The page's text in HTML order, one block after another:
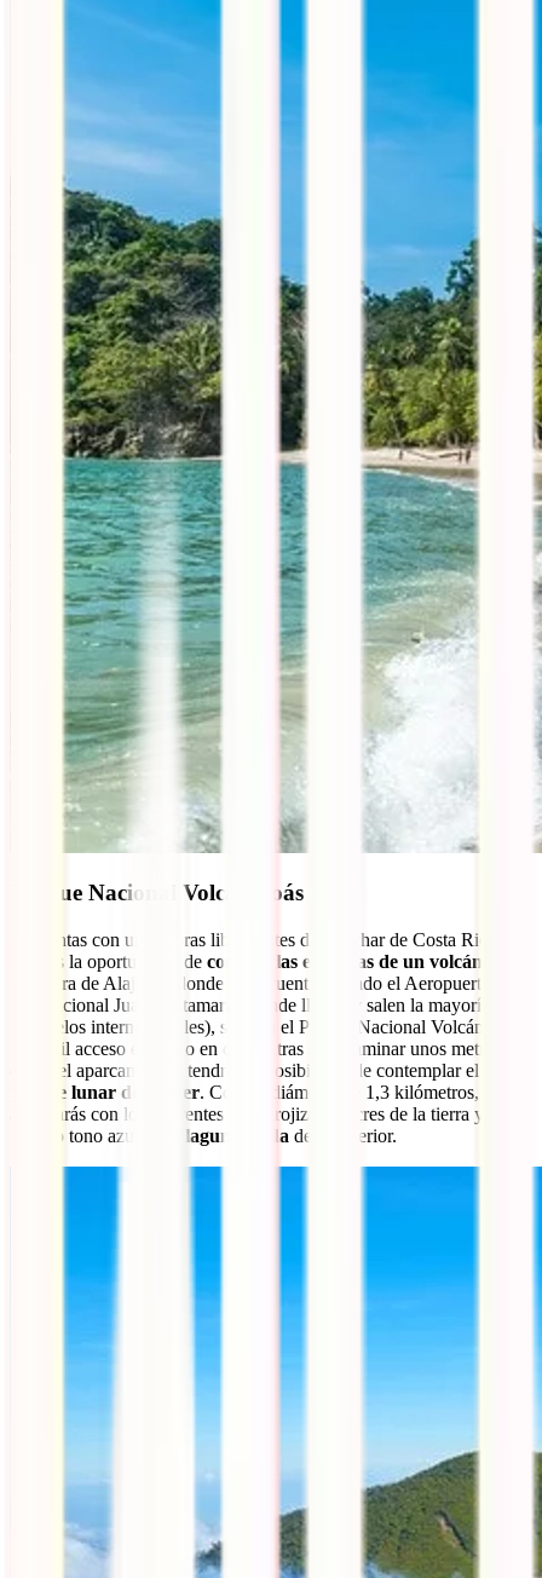
Parque Nacional Volcán Poás
Si cuentas con unas horas libres antes de marchar de Costa Rica, no
pierdas la oportunidad de conocer las entrañas de un volcán
una hora de Alajuela, donde se encuentra situado el Aeropuerto
Internacional Juan Santamaría (donde llegan y salen la mayoría de
los vuelos internacionales), se sitúa el Parque Nacional Volcán Poás.
De fácil acceso en bus o en coche, tras solo caminar unos metros
desde el aparcamiento, tendrás la posibilidad de contemplar el
paisaje lunar del cráter. Con un diámetro de 1,3 kilómetros,
alucinarás con los diferentes tonos rojizos y ocres de la tierra y el
intenso tono azul de la laguna ácida de su interior.